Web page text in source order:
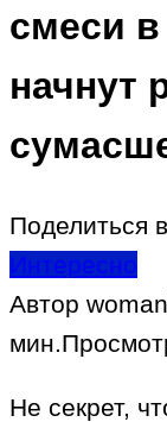
смеси
начнут
Поделиться
Интересно
Автор
мин.
Не секрет,